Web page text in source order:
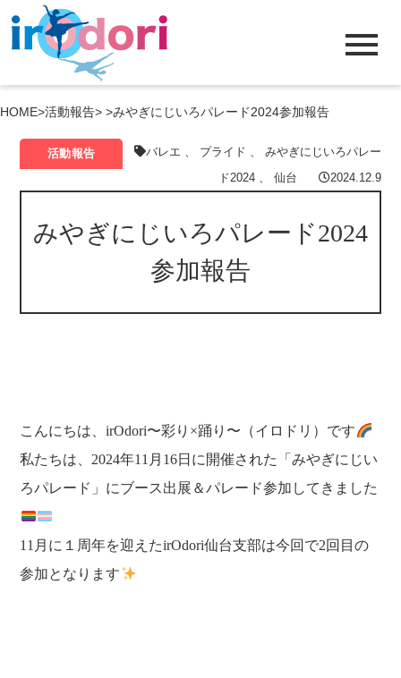
menu
HOME>活動報告> >みやぎにじいろパレード2024参加報告
活動報告 バレエ 、 プライド 、 みやぎにじいろパレー
ド2024、 仙台 2024.12.9
みやぎにじいろパレード2024
参加報告
こんにちは、irOdori〜彩り×踊り〜（イロドリ）です
私たちは、2024年11月16日に開催された「みやぎにじい
ろパレード」にブース出展＆パレード参加してきました
11月に１周年を迎えたirOdori仙台支部は今回で2回目の
参加となります